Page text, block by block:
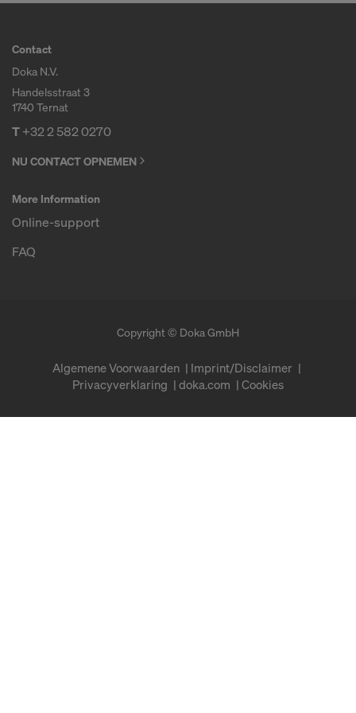
Contact
Doka N.V.
Handelsstraat 3
1740 Ternat
T+32 2 582 0270
NU CONTACT OPNEMEN
More Information
Online-support
FAQ
Copyright © Doka GmbH
Algemene Voorwaarden
Imprint/Disclaimer
Privacyverklaring
doka.com Cookies